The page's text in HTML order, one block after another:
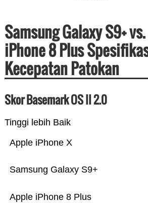
Samsung Galaxy S9+
iPhone 8 Plus
Kecepatan Patokan
Skor Basemark OS II 2.0
Tinggi lebih Baik
Apple iPhone 8 Plus
Samsung Galaxy S9+
Apple iPhone X